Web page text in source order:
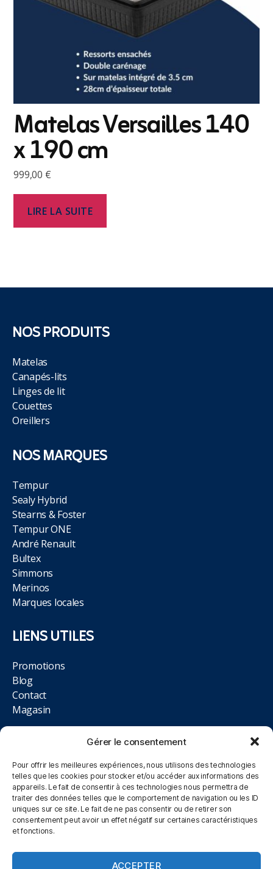
Gérer le consentement
Pour offrir les meilleures expériences, nous utilisons des technologies
telles que les cookies pour stocker et/ou accéder aux informations des
appareils. Le fait de consentir à ces technologies nous permettra de
traiter des données telles que le comportement de navigation ou les ID
uniques sur ce site. Le fait de ne pas consentir ou de retirer son
consentement peut avoir un effet négatif sur certaines caractéristiques
et fonctions.
ACCEPTER
Matelas Versailles 140
x 190 cm
999,00 €
LIRE LA SUITE
NOS PRODUITS
Matelas
Canapés-lits
Linges de lit
Couettes
Oreillers
NOS MARQUES
Tempur
Sealy Hybrid
Stearns & Foster
Tempur ONE
André Renault
Bultex
Simmons
Merinos
Marques locales
LIENS UTILES
Promotions
Blog
Contact
Magasin
NOUS TROUVER
514 Rue de la Libération,
62700 Bruay-la-Buissière
03.21.64.83.11
Du Lundi au Samedi, 10h00 à 12h00 et 14h00 à 19h00